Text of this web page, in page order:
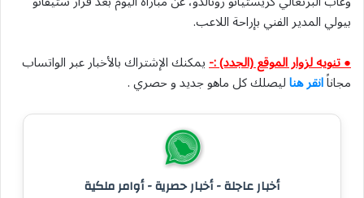
بيولي المدير الفني بإراحة اللاعب.
● تنويه لزوار الموقع (الجدد) :-يمكنك الإشتراك بالأخبار عبر الواتساب
مجاناًانقر هناليصلك كل ماهو جديد و حصري .
أخبار عاجلة - أخبار حصرية - أوامر ملكية